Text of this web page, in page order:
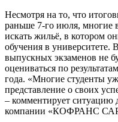
Несмотря на то, что
раньше 7-го июля, многие
искать жильё, в котором
обучения в университете.
выпускных экзаменов не
оцениваться по
года. «Многие студенты
представление о своих
– комментирует
компании «КОФРАНС